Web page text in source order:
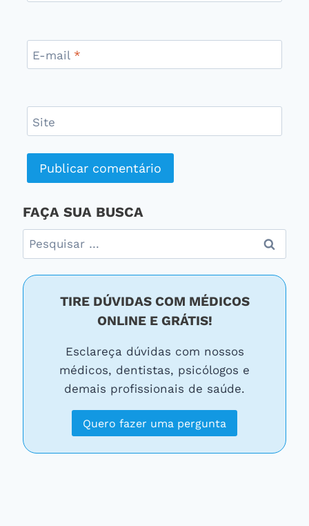
E-mail *
Site
FAÇA SUA BUSCA
Pesquisar
por:
TIRE DÚVIDAS COM MÉDICOS
ONLINE E GRÁTIS!
Esclareça dúvidas com nossos
médicos, dentistas, psicólogos e
demais profissionais de saúde.
Quero fazer uma pergunta